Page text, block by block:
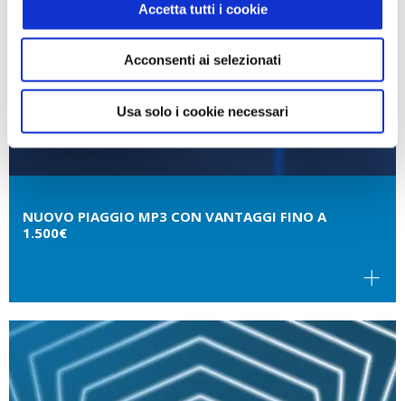
Accetta tutti i cookie
Acconsenti ai selezionati
Usa solo i cookie necessari
NUOVO PIAGGIO MP3 CON VANTAGGI FINO A
1.500€